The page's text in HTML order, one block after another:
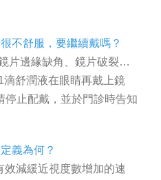
不舒服，要繼續戴嗎？
片邊緣缺角、鏡片破裂…
舒潤液在眼睛再戴上鏡
停止配戴，並於門診時告知
義為何？
減緩近視度數增加的速